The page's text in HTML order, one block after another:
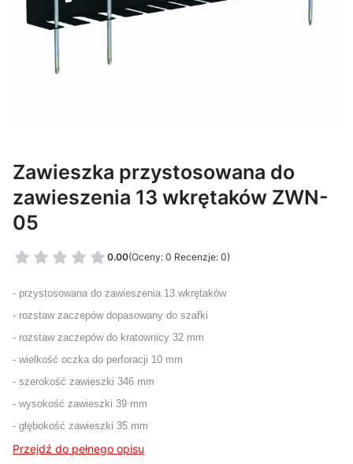
Zawieszka przystosowana do
zawieszenia 13 wkrętaków ZWN-
05
0.00(Oceny: 0 Recenzje: 0)
- przystosowana do zawieszenia 13 wkrętaków
- rozstaw zaczepów dopasowany do szafki
- rozstaw zaczepów do kratownicy 32 mm
- wielkość oczka do perforacji 10 mm
- szerokość zawieszki 346 mm
- wysokość zawieszki 39 mm
- głębokość zawieszki 35 mm
Przejdź do pełnego opisu